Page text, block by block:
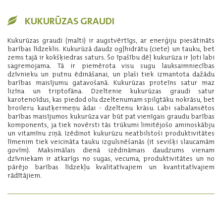
KUKURŪZAS GRAUDI
Kukurūzas graudi (malti) ir augstvērtīgs, ar enerģiju piesātināts
barības līdzeklis. Kukurūzā daudz ogļhidrātu (ciete) un tauku, bet
zems tajā ir kokšķiedras saturs. Šo īpašību dēļ kukurūza ir ļoti labi
sagremojama. Tā ir piemērota visu sugu lauksaimniecības
dzīvnieku un putnu ēdināšanai, un plaši tiek izmantota dažādu
barības maisījumu gatavošanā. Kukurūzas proteīns satur maz
lizīna un triptofāna. Dzeltenie kukurūzas graudi satur
karotenoīdus, kas piedod olu dzeltenumam spilgtāku nokrāsu, bet
broileru kautķermeņu ādai - dzeltenu krāsu. Labi sabalansētos
barības maisījumos kukurūza var būt pat vienīgais graudu barības
komponents, ja tiek novērsti tās trūkumi limitējošo aminoskābju
un vitamīnu ziņā. Izēdinot kukurūzu neatbilstoši produktivitātes
līmenim tiek veicināta tauku izgulsnēšanās (it sevišķi slaucamām
govīm). Maksimālais dienā izēdināmais daudzums vienam
dzīvniekam ir atkarīgs no sugas, vecuma, produktivitātes un no
pārējo barības līdzekļu kvalitatīvajiem un kvantitatīvajiem
rādītājiem.